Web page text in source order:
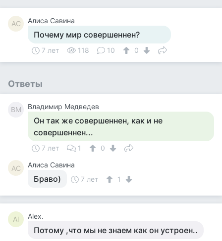
АС Алиса Савина
Почему мир совершеннен?
7 лет 118 10 0
Ответы
ВМ Владимир Медведев
Он так же совершеннен, как и не
совершеннен...
7 лет 1 0
АС Алиса Савина
Браво) 7 лет 1
Al Alex.
Потому ,что мы не знаем как он устроен..